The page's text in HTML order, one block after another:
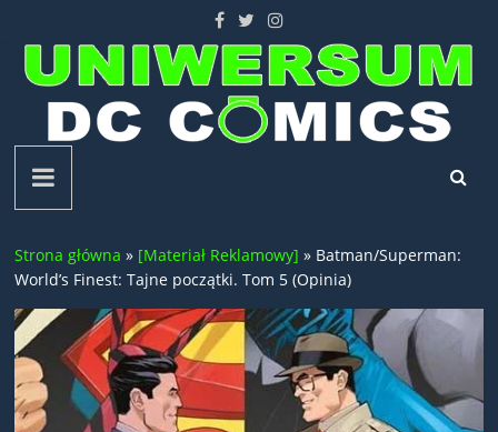
content
Uniwersum
DC
Comics
Strona główna » [Materiał Reklamowy] » Batman/Superman:
World’s Finest: Tajne początki. Tom 5 (Opinia)